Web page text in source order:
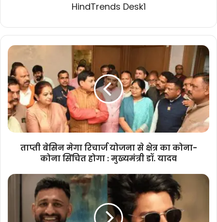
HindTrends Desk1
ताप्ती
मेगा
रिचार्ज
योजना
से
क्षेत्र
का
कोना-
सिंचित
मुख्यमंत्री
ताप्ती बेसिन मेगा रिचार्ज योजना से क्षेत्र का कोना-
कोना सिंचित होगा : मुख्यमंत्री डॉ. यादव
"दिग्विजय